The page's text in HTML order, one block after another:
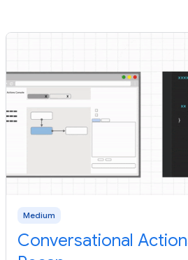
Medium
Conversational